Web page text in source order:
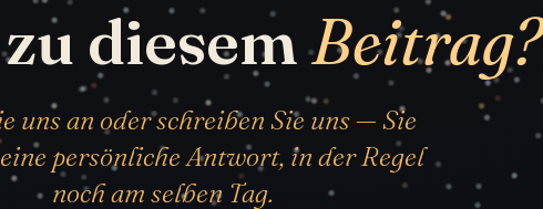
diesemBeitrag?
uns an oder schreiben Sie uns — Sie
persönliche Antwort, in der Regel
noch am selben Tag.